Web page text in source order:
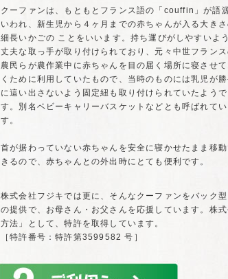
クーファンは、もともとフランス語の「couffin」が語
いわれ、新生児から４ヶ月までの赤ちゃんが入る大き
細長いかごの ことをいいます。持ち運びがしやすいよ
丈夫な取っ手が取り付けられており、元々中世フランス
農民らが農作業中に赤ちゃんを目の届く場所に寝させて
くために利用していたもので、当時のものには乳児が
に這い出さないよう固定紐も取り付けられていたようで
す。別名ベビーキャリーバスケットなどとも呼ばれてい
す。
首が据わっていない赤ちゃんを安全に寝かせたまま移動
きるので、赤ちゃんとの外出時にとても便利です。
株式会社フジキでは更に、そんなクーファンをバック
の提供で、お母さん・お父さんを応援しています。株
方法」として、特許を取得しています。
［特許番号：特許第3599582 号］